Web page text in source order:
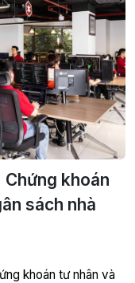
khoán
sách nhà
khoán tư nhân và